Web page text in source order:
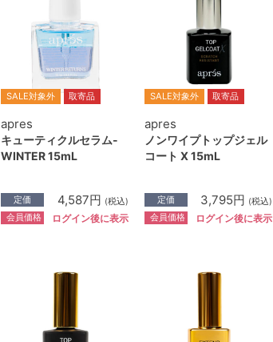
SALE対象外 取寄品
apres
キューティクルセラム-
WINTER 15mL
定価 4,587円 (税込)
会員価格 ログイン後に表示
SALE対象外 取寄品
apres
ノンワイプトップジェル
コート X 15mL
定価 3,795円 (税込)
会員価格 ログイン後に表示